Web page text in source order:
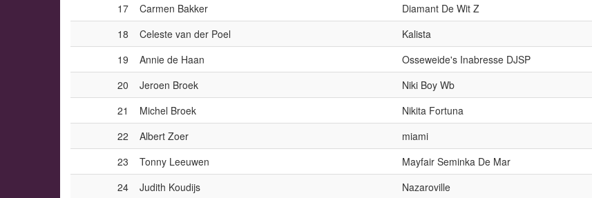
17
Carmen Bakker Diamant De Wit Z
18
Celeste van der Poel Kalista
19
Annie de Haan Osseweide's Inabresse DJSP
20
Jeroen Broek Niki Boy Wb
21
Michel Broek Nikita Fortuna
22
Albert Zoer miami
23
Tonny Leeuwen Mayfair Seminka De Mar
24
Judith Koudijs Nazaroville